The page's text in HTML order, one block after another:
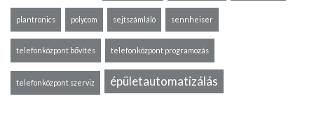
plantronics polycom sejtszámláló sennheiser
telefonközpont bővítés telefonközpont programozás
telefonközpont szerviz épületautomatizálás